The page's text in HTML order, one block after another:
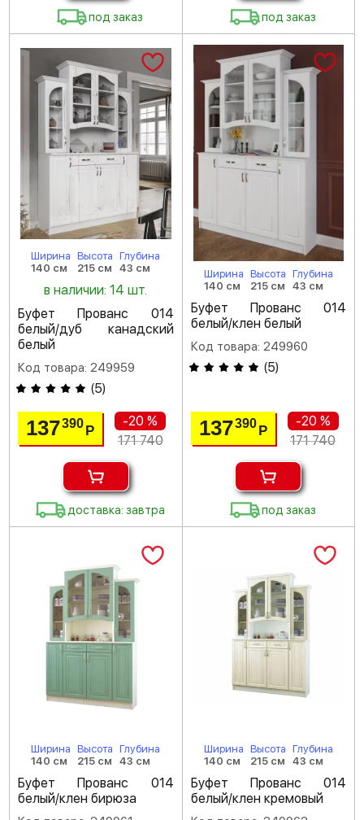
под заказ под заказ
Ширина
140 см
Высота
215 см
Глубина
43 см
в наличии: 14 шт.
Буфет Прованс 014
белый/дуб канадский
белый
Код товара: 249959
(5)
137390Р
-20 %
171 740
доставка: завтра
Ширина
140 см
Высота
215 см
Глубина
43 см
Буфет Прованс 014
белый/клен белый
Код товара: 249960
(5)
137390 Р
-20 %
171 740
под заказ
Ширина
140 см
Высота
215 см
Глубина
43 см
Буфет Прованс 014
белый/клен бирюза
Ширина
140 см
Высота
215 см
Глубина
43 см
Буфет Прованс 014
белый/клен кремовый